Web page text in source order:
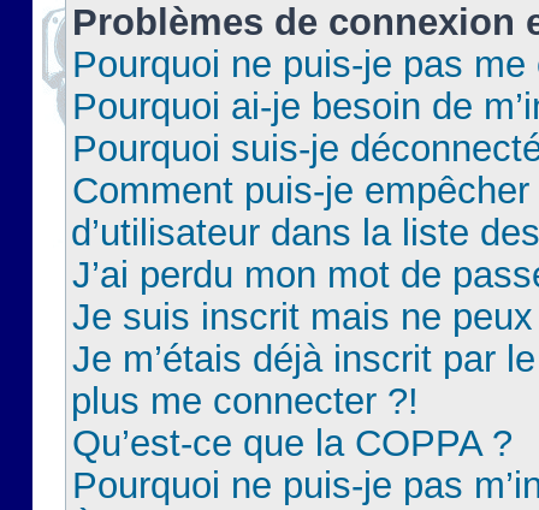
Problèmes de connexion
Pourquoi ne puis-je pas
Pourquoi ai-je besoin de
Pourquoi suis-je
Comment puis-je
d’utilisateur dans la liste
J’ai perdu mon mot de
Je suis inscrit mais ne
Je m’étais déjà inscrit par
plus me connecter ?!
Qu’est-ce que la COPPA ?
Pourquoi ne puis-je pas